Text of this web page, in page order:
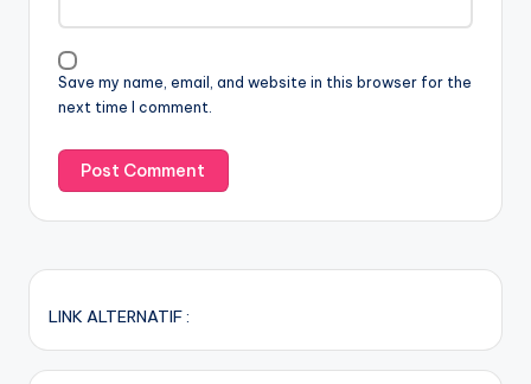
Save my name, email, and website in this browser for the
next time I comment.
LINK ALTERNATIF :